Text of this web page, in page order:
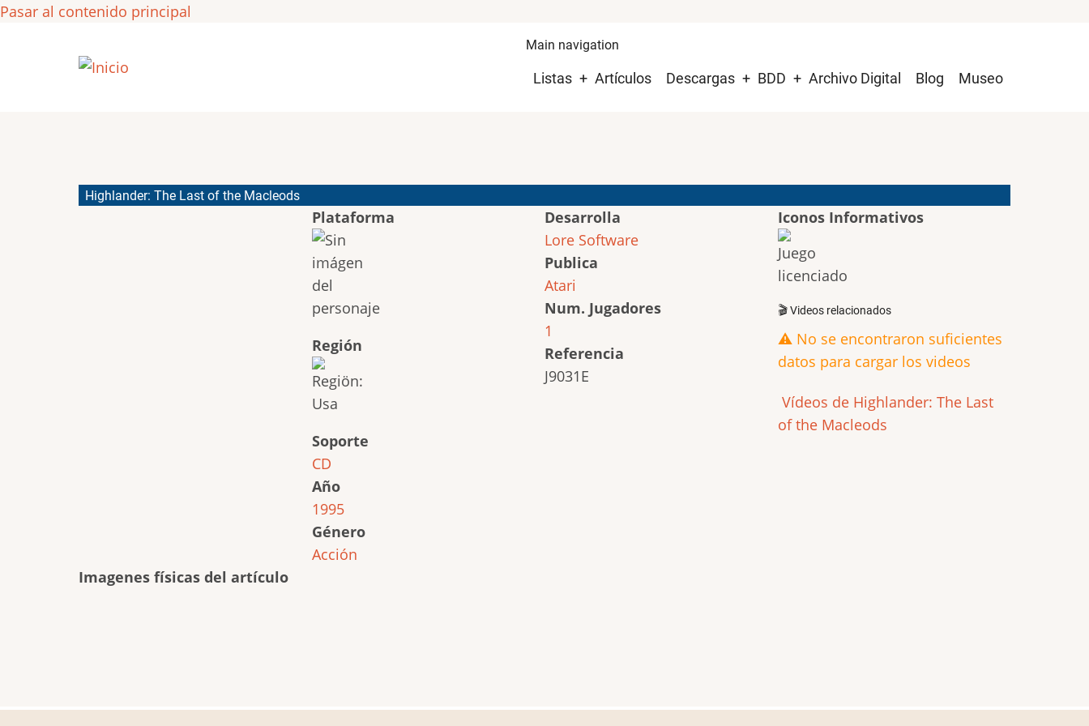
Pasar al contenido principal
Main navigation
Listas Artículos Descargas BDD Archivo Digital Blog Museo
Highlander: The Last of the Macleods
Plataforma
Región
Soporte
CD
Año
1995
Género
Acción
Desarrolla
Lore Software
Publica
Atari
Num. Jugadores
1
Referencia
J9031E
Iconos Informativos
🎬 Videos relacionados
⚠️ No se encontraron suficientes
datos para cargar los videos
Vídeos de Highlander: The Last
of the Macleods
Imagenes físicas del artículo